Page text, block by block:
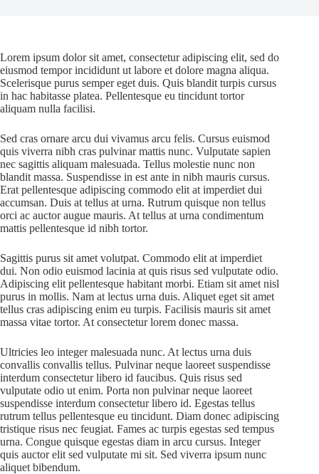
Lorem ipsum dolor sit amet, consectetur adipiscing elit, sed do
eiusmod tempor incididunt ut labore et dolore magna aliqua.
Scelerisque purus semper eget duis. Quis blandit turpis cursus
in hac habitasse platea. Pellentesque eu tincidunt tortor
aliquam nulla facilisi.
Sed cras ornare arcu dui vivamus arcu felis. Cursus euismod
quis viverra nibh cras pulvinar mattis nunc. Vulputate sapien
nec sagittis aliquam malesuada. Tellus molestie nunc non
blandit massa. Suspendisse in est ante in nibh mauris cursus.
Erat pellentesque adipiscing commodo elit at imperdiet dui
accumsan. Duis at tellus at urna. Rutrum quisque non tellus
orci ac auctor augue mauris. At tellus at urna condimentum
mattis pellentesque id nibh tortor.
Sagittis purus sit amet volutpat. Commodo elit at imperdiet
dui. Non odio euismod lacinia at quis risus sed vulputate odio.
Adipiscing elit pellentesque habitant morbi. Etiam sit amet nisl
purus in mollis. Nam at lectus urna duis. Aliquet eget sit amet
tellus cras adipiscing enim eu turpis. Facilisis mauris sit amet
massa vitae tortor. At consectetur lorem donec massa.
Ultricies leo integer malesuada nunc. At lectus urna duis
convallis convallis tellus. Pulvinar neque laoreet suspendisse
interdum consectetur libero id faucibus. Quis risus sed
vulputate odio ut enim. Porta non pulvinar neque laoreet
suspendisse interdum consectetur libero id. Egestas tellus
rutrum tellus pellentesque eu tincidunt. Diam donec adipiscing
tristique risus nec feugiat. Fames ac turpis egestas sed tempus
urna. Congue quisque egestas diam in arcu cursus. Integer
quis auctor elit sed vulputate mi sit. Sed viverra ipsum nunc
aliquet bibendum.